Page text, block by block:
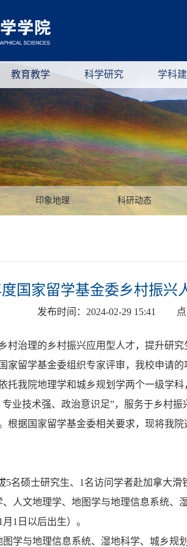
教育教学 科学研究 学科
印象地理 科研动态
度国家留学基金委乡村振兴
发布时间： 2024-02-29 15:41
村治理的乡村振兴应用型人才，提升研
家留学基金委组织专家评审，我校申请
托我院地理学和城乡规划学两个一级学
业技术强、政治意识足”，服务于乡村
据国家留学基金委相关要求，现将我院
5名硕士研究生、1名访问学者赴加拿大
人文地理学、地图学与地理信息系统
1日以后出生）。
学与地理信息系统、湿地科学、城乡